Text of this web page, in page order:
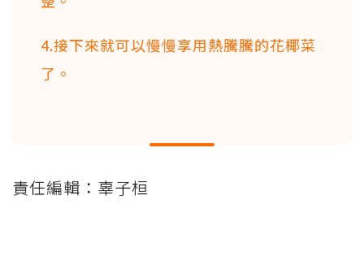
4.接下來就可以慢慢享用熱騰騰的花椰菜
了。
責任編輯：辜子桓